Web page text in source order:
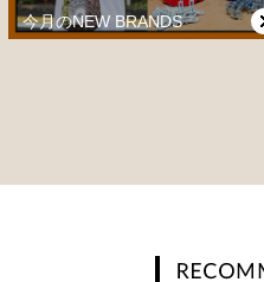
今月のNEW BRANDS